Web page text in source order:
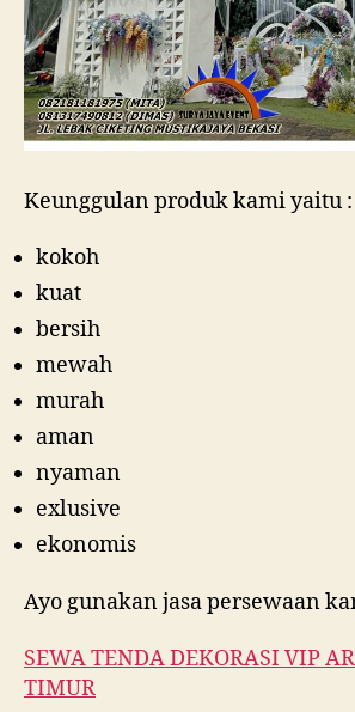
Keunggulan produk kami yaitu :
kokoh
kuat
bersih
mewah
murah
aman
nyaman
exlusive
ekonomis
Ayo gunakan jasa persewaan
SEWA TENDA DEKORASI VIP
TIMUR